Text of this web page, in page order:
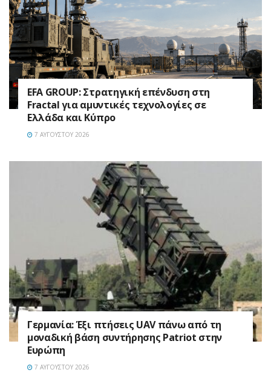
EFA GROUP: Στρατηγική επένδυση στη
Fractal για αμυντικές τεχνολογίες σε
Ελλάδα και Κύπρο
7 ΑΥΓΟΎΣΤΟΥ 2026
Γερμανία: Έξι πτήσεις UAV πάνω από τη
μοναδική βάση συντήρησης Patriot στην
Ευρώπη
7 ΑΥΓΟΎΣΤΟΥ 2026